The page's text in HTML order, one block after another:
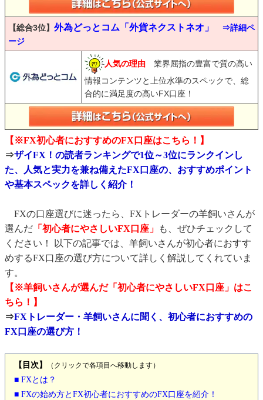
【総合3位】 外為どっとコム「外貨ネクストネオ」
⇒詳細ペ
ージ
人気の理由 業界屈指の豊富で質の高い
情報コンテンツと上位水準のスペックで、総
合的に満足度の高いFX口座！
【※FX初心者におすすめのFX口座はこちら！】
⇒ザイFX！の読者ランキングで1位～3位にランクインし
た、人気と実力を兼ね備えたFX口座の、おすすめポイント
や基本スペックを詳しく紹介！
FXの口座選びに迷ったら、FXトレーダーの羊飼いさんが
選んだ 「初心者にやさしいFX口座」
も、ぜひチェックして
ください！ 以下の記事では、羊飼いさんが初心者におすす
めするFX口座の選び方について詳しく解説してくれていま
す。
【※羊飼いさんが選んだ「初心者にやさしいFX口座」はこ
ちら！】
⇒FXトレーダー・羊飼いさんに聞く、初心者におすすめの
FX口座の選び方！
【目次】 （クリックで各項目へ移動します）
■ FXとは？
■ FXの始め方とFX初心者におすすめのFX口座を紹介！